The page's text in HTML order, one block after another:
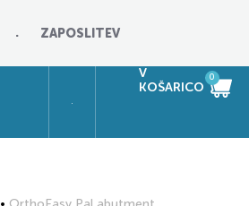
ZAPOSLITEV
V
KOŠARICO
0